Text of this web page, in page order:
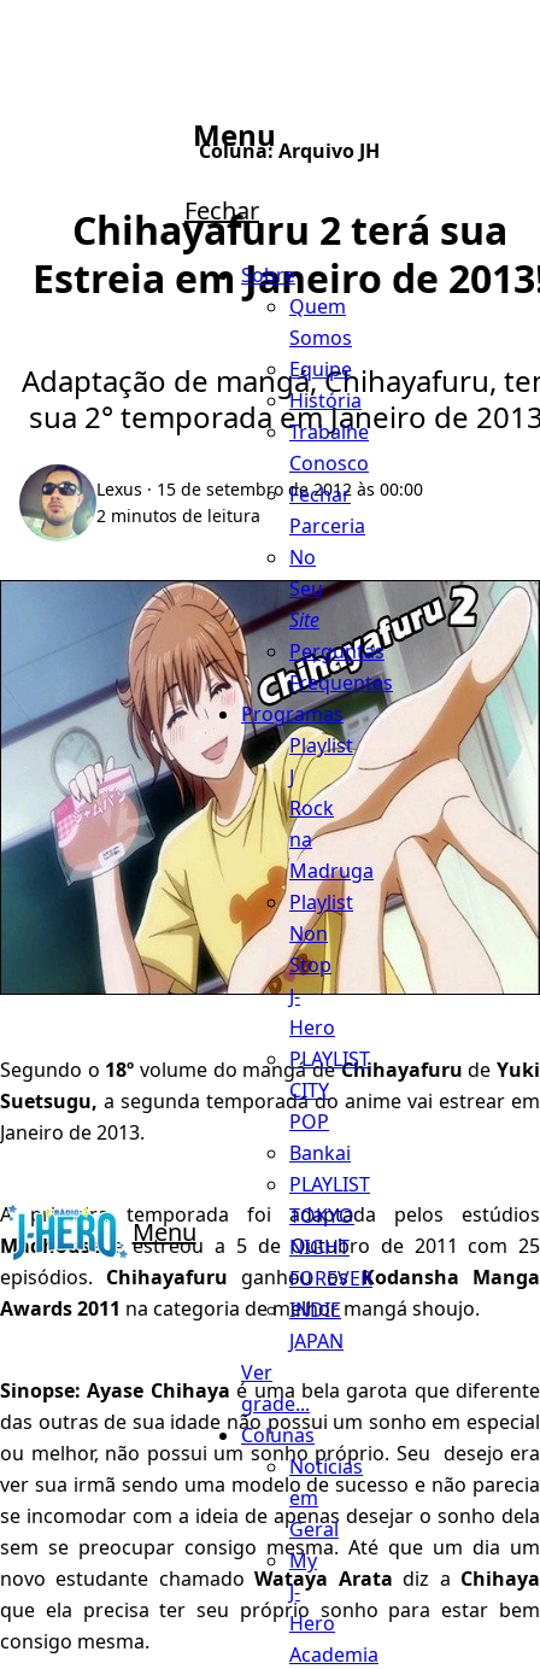
Menu
Menu
Fechar
Sobre
Quem
Somos
Equipe
História
Trabalhe
Conosco
Fechar
Parceria
No
Seu
Site
Perguntas
Frequentes
Programas
Playlist
J
Rock
na
Madruga
Playlist
Non
Stop
J-
Hero
PLAYLIST
CITY
POP
Bankai
PLAYLIST
TOKYO
NIGHT
FOREVER
INDIE
JAPAN
Ver
grade...
Colunas
Notícias
em
Geral
My
J-
Hero
Academia
Coluna:Arquivo JH
Chihayafuru 2 terá sua
Estreia em Janeiro de
Adaptação de mangá, Chihayafuru,
sua 2° temporada em Janeiro de
Lexus · 15 de setembro de 2012 às 00:00
2 minutos de leitura
Segundo o 18º volume do mangá deChihayafuru de Yuki
Suetsugu, a segunda temporada do anime vai estrear em
Janeiro de 2013.
A primeira temporada foi adaptada pelos estúdios
Madhousee estreou a 5 de Outubro de 2011 com 25
episódios. Chihayafuru ganhou osKodansha Manga
Awards 2011 na categoria de melhor mangá shoujo.
Sinopse: Ayase Chihayaé uma bela garota que diferente
das outras de sua idade não possui um sonho em especial
ou melhor, não possui um sonho próprio. Seu desejo era
ver sua irmã sendo uma modelo de sucesso e não parecia
se incomodar com a ideia de apenas desejar o sonho dela
sem se preocupar consigo mesma. Até que um dia um
novo estudante chamadoWataya Aratadiz a Chihaya
que ela precisa ter seu próprio sonho para estar bem
consigo mesma.